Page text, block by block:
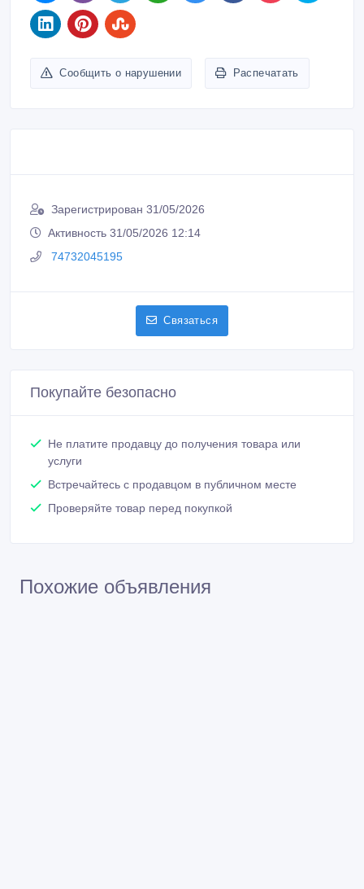
Сообщить о нарушении Распечатать
Зарегистрирован 31/05/2026
Активность 31/05/2026 12:14
74732045195
Связаться
Покупайте безопасно
Не платите продавцу до получения товара или
услуги
Встречайтесь с продавцом в публичном месте
Проверяйте товар перед покупкой
Похожие объявления